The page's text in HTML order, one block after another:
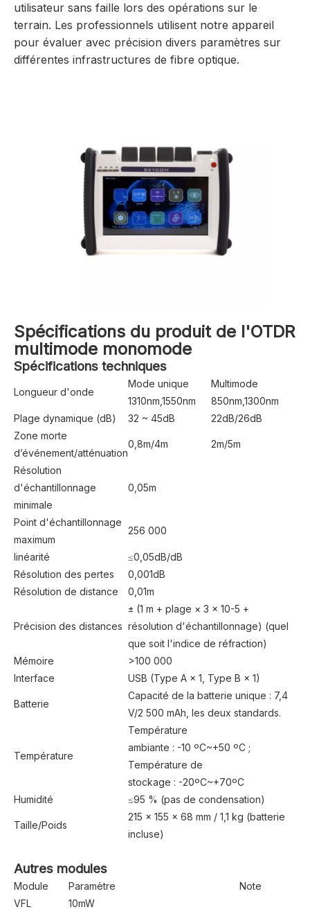
utilisateur sans faille lors des opérations sur le
terrain. Les professionnels utilisent notre appareil
pour évaluer avec précision divers paramètres sur
différentes infrastructures de fibre optique.
Spécifications du produit de l'OTDR
multimode monomode
Spécifications techniques
Longueur d'onde
Mode unique
Multimode
1310nm,1550nm
850nm,1300nm
Plage dynamique (dB)
32 ~ 45dB
22dB/26dB
Zone morte
d’événement/atténuation
0,8m/4m 2m/5m
Résolution
d'échantillonnage
minimale
0,05m
Point d'échantillonnage
maximum
256 000
linéarité
≤0,05dB/dB
Résolution des pertes
0,001dB
Résolution de distance
0,01m
Précision des distances
± (1 m + plage × 3 × 10-5 +
résolution d'échantillonnage) (quel
que soit l'indice de réfraction)
Mémoire
>100 000
Interface
USB (Type A × 1, Type B × 1)
Batterie
Capacité de la batterie unique : 7,4
V/2 500 mAh, les deux standards.
Température
Température
ambiante : -10 ºC~+50 ºC ;
Température de
stockage : -20ºC~+70ºC
Humidité
≤95 % (pas de condensation)
Taille/Poids
215 × 155 × 68 mm / 1,1 kg (batterie
incluse)
Autres modules
Module Paramètre
Note
VFL
10mW